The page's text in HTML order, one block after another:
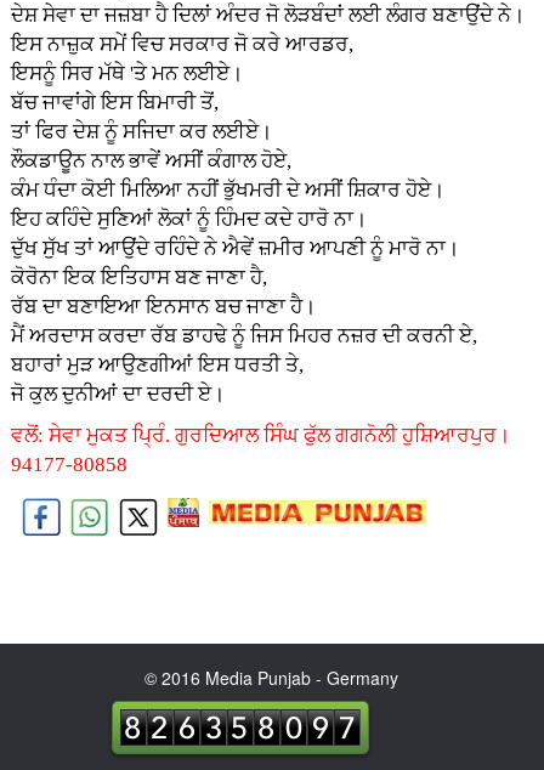
ਦੇਸ਼ ਸੇਵਾ ਦਾ ਜਜ਼ਬਾ ਹੈ ਦਿਲਾਂ ਅੰਦਰ ਜੋ ਲੋੜਬੰਦਾਂ ਲਈ ਲੰਗਰ ਬਣਾਉਂਦੇ ਨੇ।
ਇਸ ਨਾਜ਼ੁਕ ਸਮੇਂ ਵਿਚ ਸਰਕਾਰ ਜੋ ਕਰੇ ਆਰਡਰ,
ਇਸਨੂੰ ਸਿਰ ਮੱਥੇ 'ਤੇ ਮਨ ਲਈਏ।
ਬੱਚ ਜਾਵਾਂਗੇ ਇਸ ਬਿਮਾਰੀ ਤੋਂ,
ਤਾਂ ਫਿਰ ਦੇਸ਼ ਨੂੰ ਸਜਿਦਾ ਕਰ ਲਈਏ।
ਲੌਕਡਾਊਨ ਨਾਲ ਭਾਵੇਂ ਅਸੀਂ ਕੰਗਾਲ ਹੋਏ,
ਕੰਮ ਧੰਦਾ ਕੋਈ ਮਿਲਿਆ ਨਹੀਂ ਭੁੱਖਮਰੀ ਦੇ ਅਸੀਂ ਸ਼ਿਕਾਰ ਹੋਏ।
ਇਹ ਕਹਿੰਦੇ ਸੁਣਿਆਂ ਲੋਕਾਂ ਨੂੰ ਹਿੰਮਦ ਕਦੇ ਹਾਰੋ ਨਾ।
ਦੁੱਖ ਸੁੱਖ ਤਾਂ ਆਉਂਦੇ ਰਹਿੰਦੇ ਨੇ ਐਵੇਂ ਜ਼ਮੀਰ ਆਪਣੀ ਨੂੰ ਮਾਰੋ ਨਾ।
ਕੋਰੋਨਾ ਇਕ ਇਤਿਹਾਸ ਬਣ ਜਾਣਾ ਹੈ,
ਰੱਬ ਦਾ ਬਣਾਇਆ ਇਨਸਾਨ ਬਚ ਜਾਣਾ ਹੈ।
ਮੈਂ ਅਰਦਾਸ ਕਰਦਾ ਰੱਬ ਡਾਹਢੇ ਨੂੰ ਜਿਸ ਮਿਹਰ ਨਜ਼ਰ ਦੀ ਕਰਨੀ ਏ,
ਬਹਾਰਾਂ ਮੁੜ ਆਉਣਗੀਆਂ ਇਸ ਧਰਤੀ ਤੇ,
ਜੋ ਕੁਲ ਦੁਨੀਆਂ ਦਾ ਦਰਦੀ ਏ।
ਵਲੋਂ: ਸੇਵਾ ਮੁਕਤ ਪ੍ਰਿੰ. ਗੁਰਦਿਆਲ ਸਿੰਘ ਫੁੱਲ ਗਗਨੋਲੀ ਹੁਸ਼ਿਆਰਪੁਰ।
94177-80858
© 2016 Media Punjab - Germany